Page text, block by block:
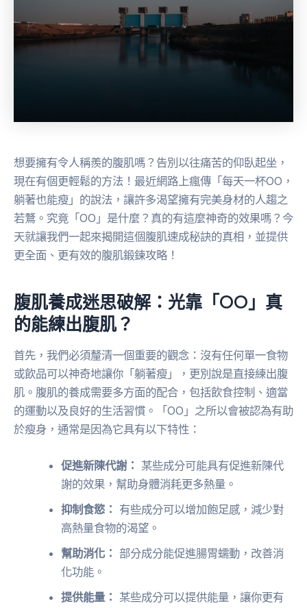
想要擁有令人稱羨的腹肌嗎？告別以往痛苦的仰臥起坐，
現在有個更輕鬆的方法！最近網路上瘋傳「每天一杯OO，
躺著也能瘦」的說法，讓許多渴望擁有完美身材的人趨之
若鶩。究竟「OO」是什麼？真的有這麼神奇的效果嗎？今
天就讓我們一起來揭開這個腹肌速成秘訣的真相，並提供
更全面、更有效的腹肌鍛鍊攻略！
腹肌養成迷思破解：光靠「OO」真
的能練出腹肌？
首先，我們必須釐清一個重要的觀念：沒有任何單一食物
或飲品可以神奇地讓你「躺著瘦」，更別說是直接練出腹
肌。腹肌的養成需要多方面的配合，包括飲食控制、適當
的運動以及良好的生活習慣。「OO」之所以會被認為有助
於瘦身，通常是因為它具有以下特性：
促進新陳代謝： 某些成分可能具有促進新陳代
謝的效果，幫助身體消耗更多熱量。
抑制食慾： 有些成分可以增加飽足感，減少對
高熱量食物的渴望。
幫助消化： 部分成分能促進腸胃蠕動，改善消
化功能。
提供能量： 某些成分可以提供能量，讓你更有